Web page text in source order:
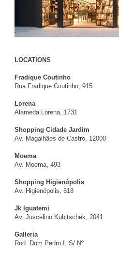
LOCATIONS
Fradique Coutinho
Rua Fradique Coutinho, 915
Lorena
Alameda Lorena, 1731
Shopping Cidade Jardim
Av. Magalhães de Castro, 12000
Moema
Av. Moema, 493
Shopping Higienópolis
Av. Higienópolis, 618
Jk Iguatemi
Av. Juscelino Kubitschek, 2041
Galleria
Rod. Dom Pedro I, S/ Nº